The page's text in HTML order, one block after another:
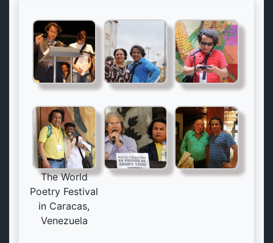
The World
Poetry Festival
in Caracas,
Venezuela